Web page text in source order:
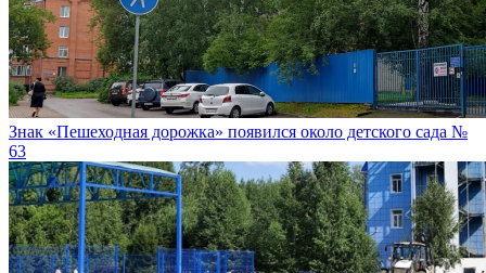
Знак «Пешеходная дорожка» появился около детского сада №
63